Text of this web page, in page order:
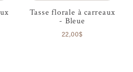
Tasse florale à carreaux
- Bleue
22,00$